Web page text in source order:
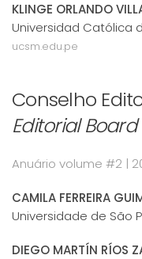
KLINGE ORLANDO
Universidad Católica
ucsm.edu.pe
Conselho
Editorial Board
Anuário volume #2 |
CAMILA FERREIRA
Universidade de São
DIEGO MARTÍN RÍOS